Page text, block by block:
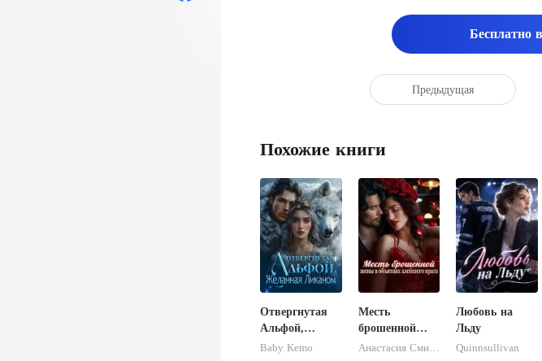
Бесплатно
Предыдущая
Похожие книги
Отвергнутая
Альфой,
Желанная
Baby Kemo
Месть
брошенной
жены в
Анастасия Смирнова
Любовь на
Льду
Quinnsullivan